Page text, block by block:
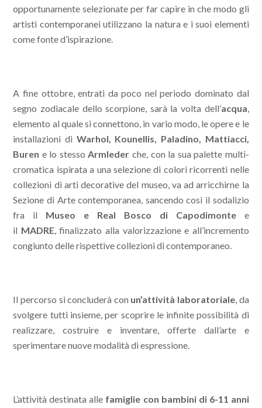
opportunamente selezionate per far capire in che modo gli
artisti contemporanei utilizzano la natura e i suoi elementi
come fonte d’ispirazione.
A fine ottobre, entrati da poco nel periodo dominato dal
segno zodiacale dello scorpione, sarà la volta dell’acqua,
elemento al quale si connettono, in vario modo, le opere e le
installazioni di Warhol, Kounellis, Paladino, Mattiacci,
Buren e lo stessoArmleder che, con la sua palette multi-
cromatica ispirata a una selezione di colori ricorrenti nelle
collezioni di arti decorative del museo, va ad arricchirne la
Sezione di Arte contemporanea, sancendo così il sodalizio
fra il Museo e Real Bosco di Capodimontee
il MADRE, finalizzato alla valorizzazione e all’incremento
congiunto delle rispettive collezioni di contemporaneo.
Il percorso si concluderà con un’attività laboratoriale, da
svolgere tutti insieme, per scoprire le infinite possibilità di
realizzare, costruire e inventare, offerte dall’arte e
sperimentare nuove modalità di espressione.
L’attività destinata alle famiglie con bambini di 6-11 anni